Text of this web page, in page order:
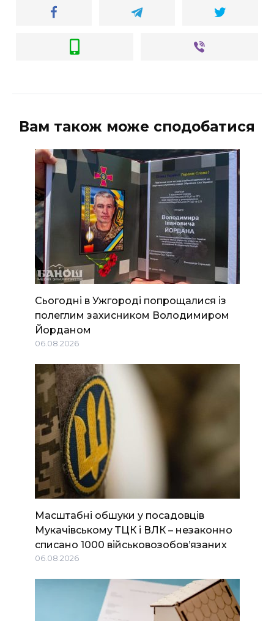
Вам також може сподобатися
Сьогодні в Ужгороді попрощалися із
полеглим захисником Володимиром
Йорданом
06.08.2026
Масштабні обшуки у посадовців
Мукачівському ТЦК і ВЛК – незаконно
списано 1000 військовозобов’язаних
06.08.2026